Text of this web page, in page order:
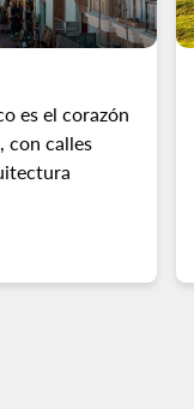
es el corazón
con calles